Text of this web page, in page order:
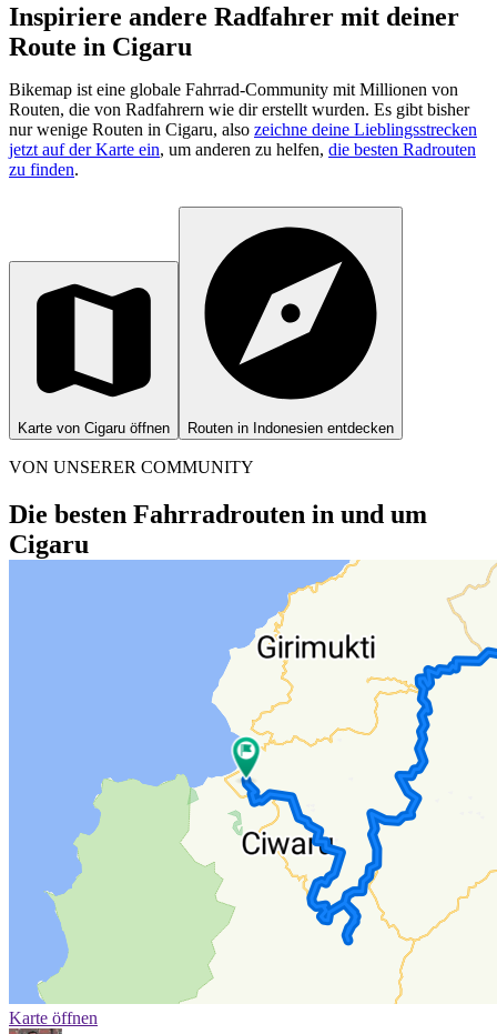
Inspiriere andere Radfahrer mit deiner
Route in Cigaru
Bikemap ist eine globale Fahrrad-Community mit Millionen von
Routen, die von Radfahrern wie dir erstellt wurden. Es gibt bisher
nur wenige Routen in Cigaru, also zeichne deine Lieblingsstrecken
jetzt auf der Karte ein, um anderen zu helfen, die besten Radrouten
zu finden.
Karte von Cigaru öffnen Routen in Indonesien entdecken
VON UNSERER COMMUNITY
Die besten Fahrradrouten in und um
Cigaru
Karte öffnen